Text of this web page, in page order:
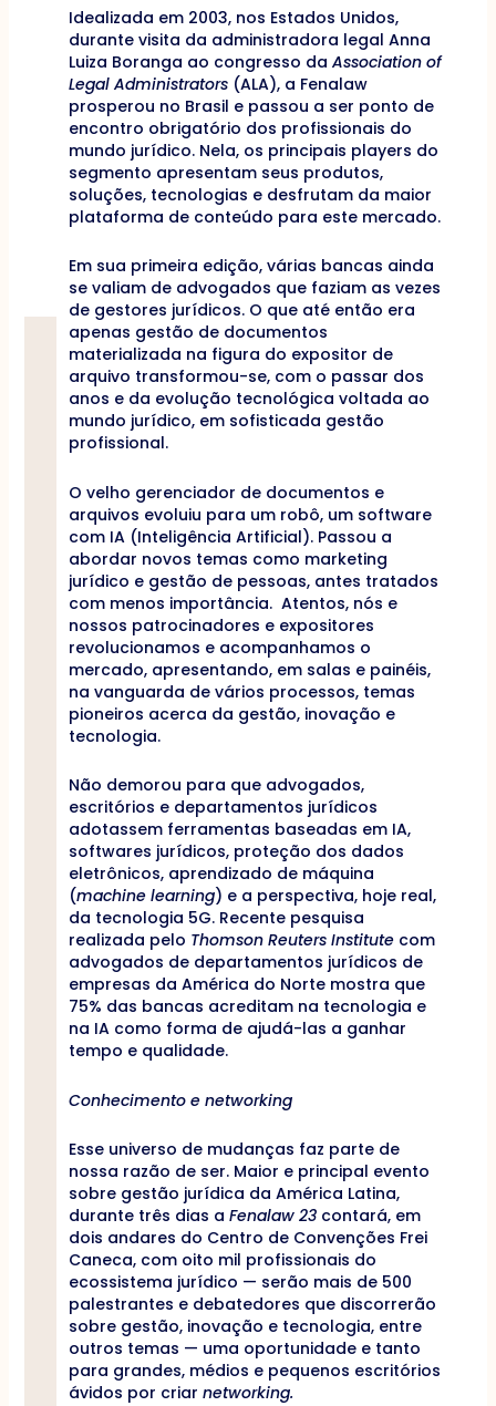
Idealizada em 2003, nos Estados Unidos,
durante visita da administradora legal Anna
Luiza Boranga ao congresso da Association of
Legal Administrators (ALA), a Fenalaw
prosperou no Brasil e passou a ser ponto de
encontro obrigatório dos profissionais do
mundo jurídico. Nela, os principais players do
segmento apresentam seus produtos,
soluções, tecnologias e desfrutam da maior
plataforma de conteúdo para este mercado.
Em sua primeira edição, várias bancas ainda
se valiam de advogados que faziam as vezes
de gestores jurídicos. O que até então era
apenas gestão de documentos
materializada na figura do expositor de
arquivo transformou-se, com o passar dos
anos e da evolução tecnológica voltada ao
mundo jurídico, em sofisticada gestão
profissional.
O velho gerenciador de documentos e
arquivos evoluiu para um robô, um software
com IA (Inteligência Artificial). Passou a
abordar novos temas como marketing
jurídico e gestão de pessoas, antes tratados
com menos importância. Atentos, nós e
nossos patrocinadores e expositores
revolucionamos e acompanhamos o
mercado, apresentando, em salas e painéis,
na vanguarda de vários processos, temas
pioneiros acerca da gestão, inovação e
tecnologia.
Não demorou para que advogados,
escritórios e departamentos jurídicos
adotassem ferramentas baseadas em IA,
softwares jurídicos, proteção dos dados
eletrônicos, aprendizado de máquina
(machine learning) e a perspectiva, hoje real,
da tecnologia 5G. Recente pesquisa
realizada pelo Thomson Reuters Institute com
advogados de departamentos jurídicos de
empresas da América do Norte mostra que
75% das bancas acreditam na tecnologia e
na IA como forma de ajudá-las a ganhar
tempo e qualidade.
Conhecimento e networking
Esse universo de mudanças faz parte de
nossa razão de ser. Maior e principal evento
sobre gestão jurídica da América Latina,
durante três dias a Fenalaw 23contará, em
dois andares do Centro de Convenções Frei
Caneca, com oito mil profissionais do
ecossistema jurídico — serão mais de 500
palestrantes e debatedores que discorrerão
sobre gestão, inovação e tecnologia, entre
outros temas — uma oportunidade e tanto
para grandes, médios e pequenos escritórios
ávidos por criar networking.